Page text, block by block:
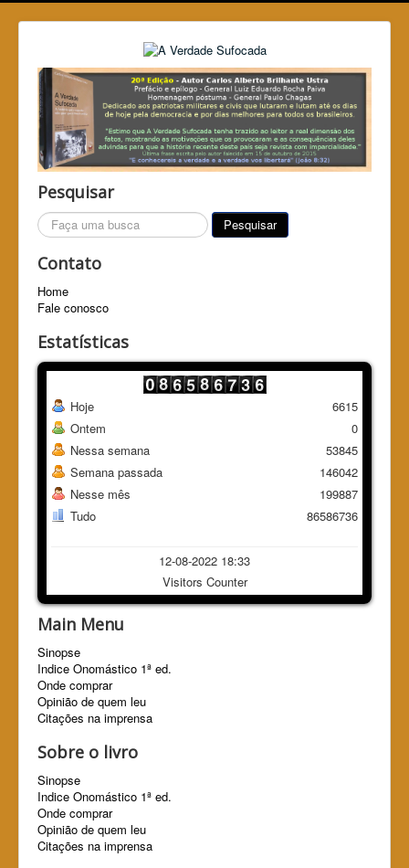
Pesquisar
Pesquisar... Pesquisar
Contato
Home
Fale conosco
Estatísticas
Hoje
Ontem
Nessa semana
Semana passada
Nesse mês
Tudo
6615
0
53845
146042
199887
86586736
12-08-2022 18:33
Visitors Counter
Main Menu
Sinopse
Indice Onomástico 1ª ed.
Onde comprar
Opinião de quem leu
Citações na imprensa
Sobre o livro
Sinopse
Indice Onomástico 1ª ed.
Onde comprar
Opinião de quem leu
Citações na imprensa